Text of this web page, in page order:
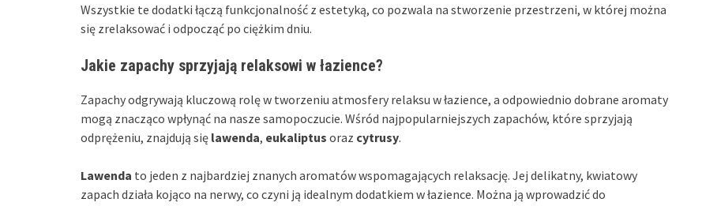
Wszystkie te dodatki łączą funkcjonalność z estetyką, co pozwala na stworzenie przestrzeni, w której można
się zrelaksować i odpocząć po ciężkim dniu.
Jakie zapachy sprzyjają relaksowi w łazience?
Zapachy odgrywają kluczową rolę w tworzeniu atmosfery relaksu w łazience, a odpowiednio dobrane aromaty
mogą znacząco wpłynąć na nasze samopoczucie. Wśród najpopularniejszych zapachów, które sprzyjają
odprężeniu, znajdują się lawenda, eukaliptus oraz cytrusy.
Lawenda to jeden z najbardziej znanych aromatów wspomagających relaksację. Jej delikatny, kwiatowy
zapach działa kojąco na nerwy, co czyni ją idealnym dodatkiem w łazience. Można ją wprowadzić do